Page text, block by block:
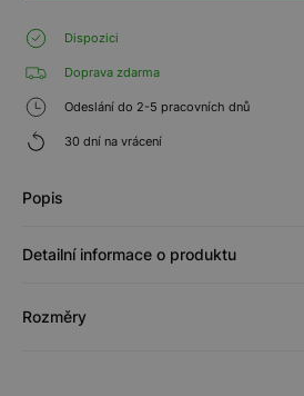
Dispozici
Doprava zdarma
Odeslání do 2-5 pracovních dnů
30 dní na vrácení
Popis
Detailní informace o produktu
Rozměry